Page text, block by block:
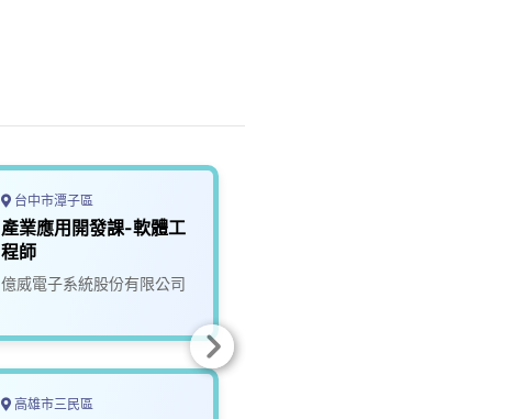
台中市潭子區
產業應用開發課-軟體工
程師
億威電子系統股份有限公司
高雄市三民區